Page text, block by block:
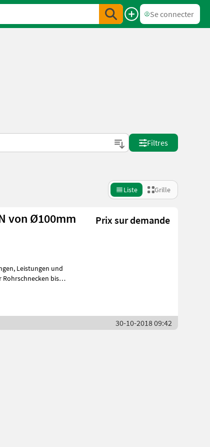
Se connecter
Filtres
Liste Grille
von Ø100mm
Prix sur demande
und
30-10-2018 09:42